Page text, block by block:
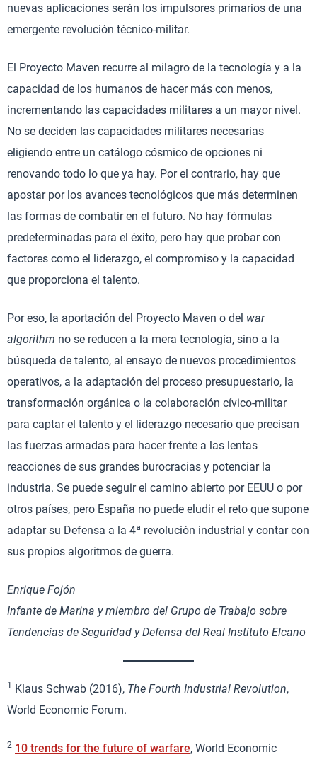
nuevas aplicaciones serán los impulsores primarios de una
emergente revolución técnico-militar.
El Proyecto Maven recurre al milagro de la tecnología y a la
capacidad de los humanos de hacer más con menos,
incrementando las capacidades militares a un mayor nivel.
No se deciden las capacidades militares necesarias
eligiendo entre un catálogo cósmico de opciones ni
renovando todo lo que ya hay. Por el contrario, hay que
apostar por los avances tecnológicos que más determinen
las formas de combatir en el futuro. No hay fórmulas
predeterminadas para el éxito, pero hay que probar con
factores como el liderazgo, el compromiso y la capacidad
que proporciona el talento.
Por eso, la aportación del Proyecto Maven o del war
algorithm no se reducen a la mera tecnología, sino a la
búsqueda de talento, al ensayo de nuevos procedimientos
operativos, a la adaptación del proceso presupuestario, la
transformación orgánica o la colaboración cívico-militar
para captar el talento y el liderazgo necesario que precisan
las fuerzas armadas para hacer frente a las lentas
reacciones de sus grandes burocracias y potenciar la
industria. Se puede seguir el camino abierto por EEUU o por
otros países, pero España no puede eludir el reto que supone
adaptar su Defensa a la 4ª revolución industrial y contar con
sus propios algoritmos de guerra.
Enrique Fojón
Infante de Marina y miembro del Grupo de Trabajo sobre
Tendencias de Seguridad y Defensa del Real Instituto Elcano
1 Klaus Schwab (2016), The Fourth Industrial Revolution,
World Economic Forum.
2 10 trends for the future of warfare, World Economic